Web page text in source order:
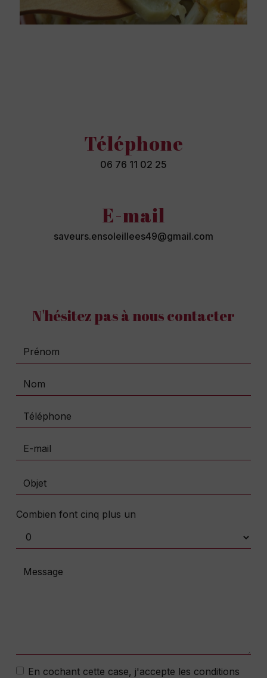
Téléphone
06 76 11 02 25
E-mail
saveurs.ensoleillees49@gmail.com
N'hésitez pas à nous contacter
Combien font cinq plus un
En cochant cette case, j'accepte les conditions